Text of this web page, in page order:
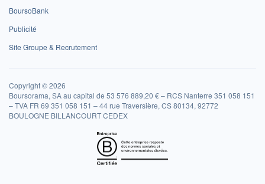
BoursoBank
Publicité
Site Groupe & Recrutement
Copyright © 2026
Boursorama, SA au capital de 53 576 889,20 € – RCS Nanterre 351 058 151
– TVA FR 69 351 058 151 – 44 rue Traversière, CS 80134, 92772
BOULOGNE BILLANCOURT CEDEX